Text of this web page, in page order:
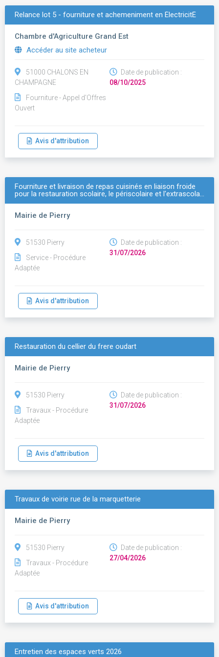
Relance lot 5 - fourniture et achemeniment en ÉlectricitÉ
Chambre d'Agriculture Grand Est
Accéder au site acheteur
51000 CHALONS EN
CHAMPAGNE
Fourniture - Appel d'Offres
Ouvert
Date de publication :
08/10/2025
Avis d'attribution
Fourniture et livraison de repas cuisinés en liaison froide
pour la restauration scolaire, le périscolaire et l'extrascola…
Mairie de Pierry
51530 Pierry
Service - Procédure
Adaptée
Date de publication :
31/07/2026
Avis d'attribution
Restauration du cellier du frere oudart
Mairie de Pierry
51530 Pierry
Travaux - Procédure
Adaptée
Date de publication :
31/07/2026
Avis d'attribution
Travaux de voirie rue de la marquetterie
Mairie de Pierry
51530 Pierry
Travaux - Procédure
Adaptée
Date de publication :
27/04/2026
Avis d'attribution
Entretien des espaces verts 2026